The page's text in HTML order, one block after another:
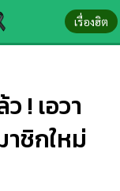
เรื่องฮิต
! เอวา
ชิกใหม่